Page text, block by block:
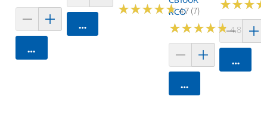
카트에 담기
카트에 담기
★★★★★
★★★★★4.7 (7)
RCO
★★★★★
★★★★★4.8 (250)
카트에 담기
★★★
★★★
카트에